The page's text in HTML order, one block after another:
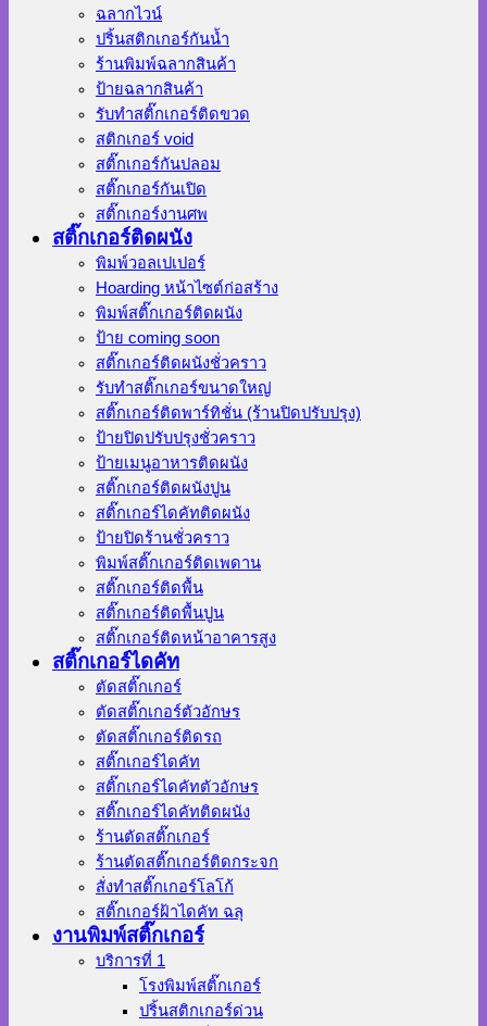
ฉลากไวน์
ปริ้นสติกเกอร์กันน้ำ
ร้านพิมพ์ฉลากสินค้า
ป้ายฉลากสินค้า
รับทำสติ๊กเกอร์ติดขวด
สติกเกอร์ void
สติ๊กเกอร์กันปลอม
สติ๊กเกอร์กันเปิด
สติ๊กเกอร์งานศพ
สติ๊กเกอร์ติดผนัง
พิมพ์วอลเปเปอร์
Hoarding หน้าไซต์ก่อสร้าง
พิมพ์สติ๊กเกอร์ติดผนัง
ป้าย coming soon
สติ๊กเกอร์ติดผนังชั่วคราว
รับทำสติ๊กเกอร์ขนาดใหญ่
สติ๊กเกอร์ติดพาร์ทิชั่น (ร้านปิดปรับปรุง)
ป้ายปิดปรับปรุงชั่วคราว
ป้ายเมนูอาหารติดผนัง
สติ๊กเกอร์ติดผนังปูน
สติ๊กเกอร์ไดคัทติดผนัง
ป้ายปิดร้านชั่วคราว
พิมพ์สติ๊กเกอร์ติดเพดาน
สติ๊กเกอร์ติดพื้น
สติ๊กเกอร์ติดพื้นปูน
สติ๊กเกอร์ติดหน้าอาคารสูง
สติ๊กเกอร์ไดคัท
ตัดสติ๊กเกอร์
ตัดสติ๊กเกอร์ตัวอักษร
ตัดสติ๊กเกอร์ติดรถ
สติ๊กเกอร์ไดคัท
สติ๊กเกอร์ไดคัทตัวอักษร
สติ๊กเกอร์ไดคัทติดผนัง
ร้านตัดสติ๊กเกอร์
ร้านตัดสติ๊กเกอร์ติดกระจก
สั่งทําสติ๊กเกอร์โลโก้
สติ๊กเกอร์ฝ้าไดคัท ฉลุ
งานพิมพ์สติ๊กเกอร์
บริการที่ 1
โรงพิมพ์สติ๊กเกอร์
ปริ้นสติกเกอร์ด่วน